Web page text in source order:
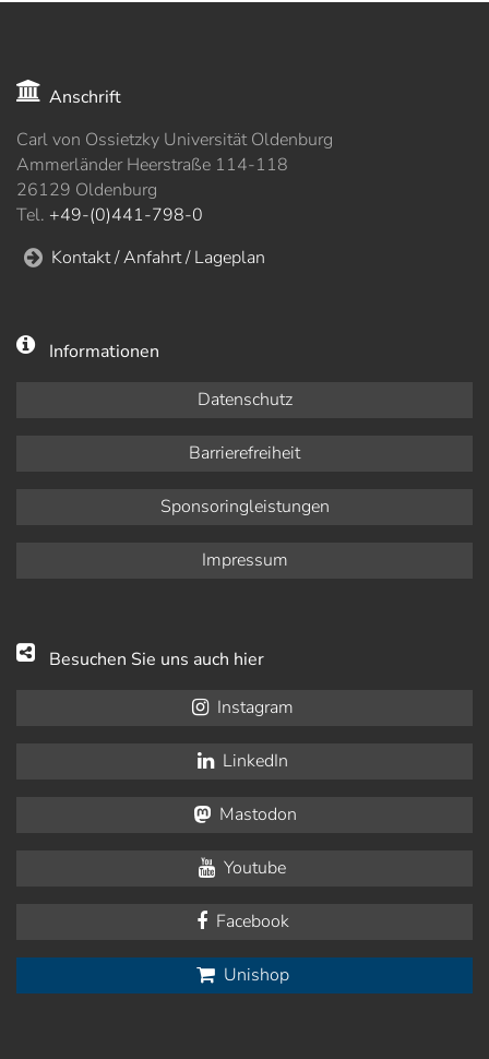
Anschrift
Carl von Ossietzky Universität Oldenburg
Ammerländer Heerstraße 114-118
26129 Oldenburg
Tel. +49-(0)441-798-0
Kontakt / Anfahrt / Lageplan
Informationen
Datenschutz
Barrierefreiheit
Sponsoringleistungen
Impressum
Besuchen Sie uns auch hier
Instagram
LinkedIn
Mastodon
Youtube
Facebook
Unishop